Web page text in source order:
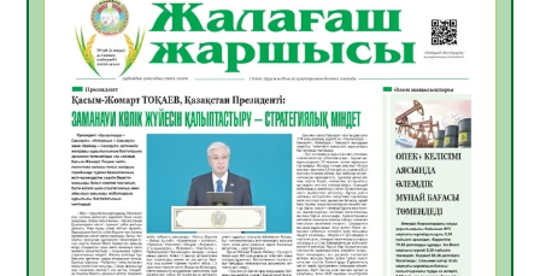
06.08.2026
Инфекциялық ауруларға қарсы иммундау
жұмыстарының тиімділігі
06.08.2026
55
Көкжөтел ауруы туралы
06.08.2026
53
АПВ вакцинасы туралы мәлімет
06.08.2026
53